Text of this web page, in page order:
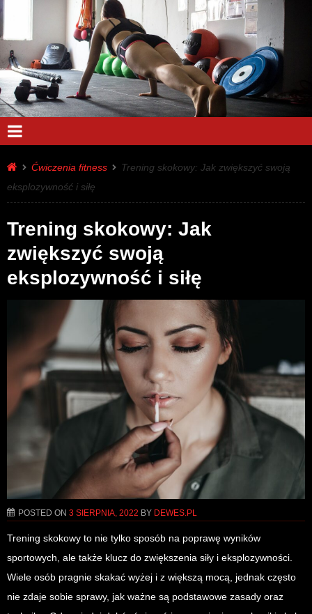
Ćwiczenia fitness
Trening skokowy: Jak zwiększyć swoją
eksplozywność i siłę
Trening skokowy: Jak
zwiększyć swoją
eksplozywność i siłę
POSTED ON 3 SIERPNIA, 2022 BY DEWES.PL
Trening skokowy to nie tylko sposób na poprawę wyników
sportowych, ale także klucz do zwiększenia siły i eksplozywności.
Wiele osób pragnie skakać wyżej i z większą mocą, jednak często
nie zdaje sobie sprawy, jak ważne są podstawowe zasady oraz